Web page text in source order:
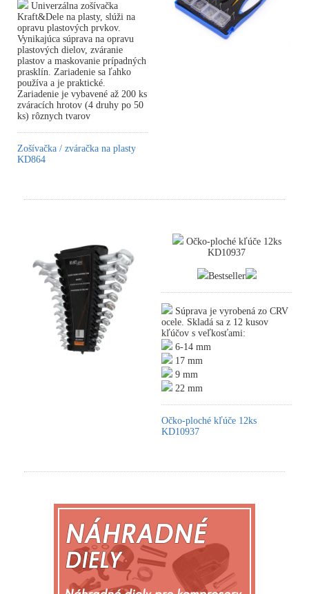
Univerzálna zošívačka
Kraft&Dele na plasty, slúži na
opravu plastových prvkov.
Vynikajúca súprava na opravu
plastových dielov, zváranie
plastov a maskovanie prípadných
prasklín. Zariadenie sa ľahko
používa a je praktické.
Zariadenie je vybavené až 200 ks
zváracích hrotov (4 druhy po 50
ks) rôznych tvarov
Zošívačka / zváračka na plasty
KD864
Očko-ploché kľúče 12ks
KD10937
Bestseller
Súprava je vyrobená zo CRV
ocele. Skladá sa z 12 kusov
kľúčov s veľkosťami:
6-14 mm
17 mm
9 mm
22 mm
Očko-ploché kľúče 12ks
KD10937